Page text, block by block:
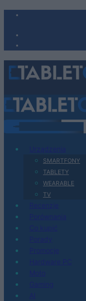
SMARTFONY
TABLETY
WEARABLE
TV